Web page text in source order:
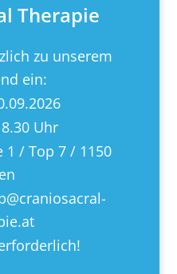
Therapie
zu unserem
ein:
Uhr
1 / Top 7 / 1150